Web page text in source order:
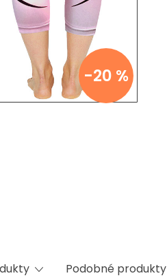
-20 %
Podobné produkty